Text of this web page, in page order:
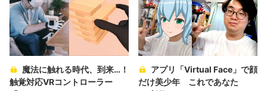
魔法に触れる時代、到来…！
触覚対応VRコントローラー
アプリ「Virtual Face」で顔
だけ美少年 これであなた